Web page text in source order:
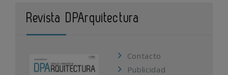
Revista DPArquitectura
Contacto
Publicidad